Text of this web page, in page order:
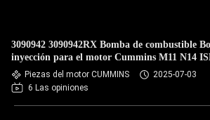
3090942 3090942RX Bomba de combustible
inyección para el motor Cummins M11 N14
Piezas del motor CUMMINS
2025-07-03
6 Las opiniones